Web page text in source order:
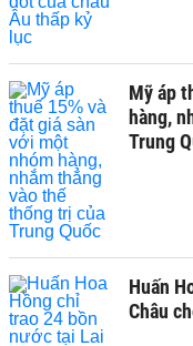
Mỹ áp
hàng,
Trung
Huấn
Châu